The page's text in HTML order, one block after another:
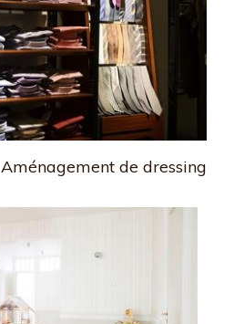
Aménagement de dressing